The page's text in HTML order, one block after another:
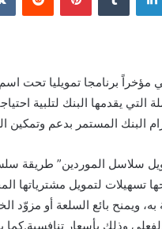
مؤخراً برنامجا تمويليا تحت اسم
التي يقدمها البنك لتلبية
البنك المستمر بدعم وتمكين
سلاسل الموردين” طريقة
تسهيلات لتمويل مشترياتها
به، ويمنح بائع السلعة أو مزوّد
وذلك بأسعار تنافسية.كما